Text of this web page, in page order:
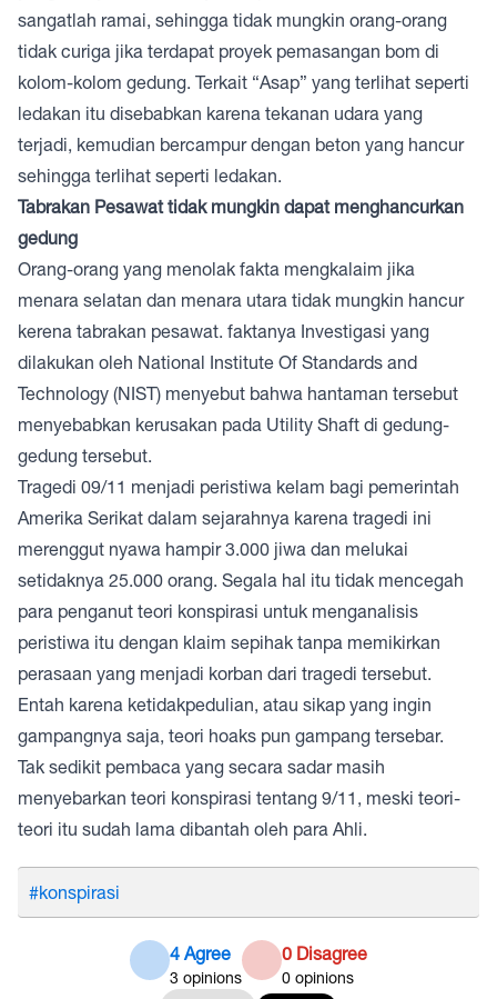
sangatlah ramai, sehingga tidak mungkin orang-orang
tidak curiga jika terdapat proyek pemasangan bom di
kolom-kolom gedung. Terkait “Asap” yang terlihat seperti
ledakan itu disebabkan karena tekanan udara yang
terjadi, kemudian bercampur dengan beton yang hancur
sehingga terlihat seperti ledakan.
Tabrakan Pesawat tidak mungkin dapat menghancurkan
gedung
Orang-orang yang menolak fakta mengkalaim jika
menara selatan dan menara utara tidak mungkin hancur
kerena tabrakan pesawat. faktanya Investigasi yang
dilakukan oleh National Institute Of Standards and
Technology (NIST) menyebut bahwa hantaman tersebut
menyebabkan kerusakan pada Utility Shaft di gedung-
gedung tersebut.
Tragedi 09/11 menjadi peristiwa kelam bagi pemerintah
Amerika Serikat dalam sejarahnya karena tragedi ini
merenggut nyawa hampir 3.000 jiwa dan melukai
setidaknya 25.000 orang. Segala hal itu tidak mencegah
para penganut teori konspirasi untuk menganalisis
peristiwa itu dengan klaim sepihak tanpa memikirkan
perasaan yang menjadi korban dari tragedi tersebut.
Entah karena ketidakpedulian, atau sikap yang ingin
gampangnya saja, teori hoaks pun gampang tersebar.
Tak sedikit pembaca yang secara sadar masih
menyebarkan teori konspirasi tentang 9/11, meski teori-
teori itu sudah lama dibantah oleh para Ahli.
#konspirasi
4 Agree
3 opinions
0 Disagree
0 opinions